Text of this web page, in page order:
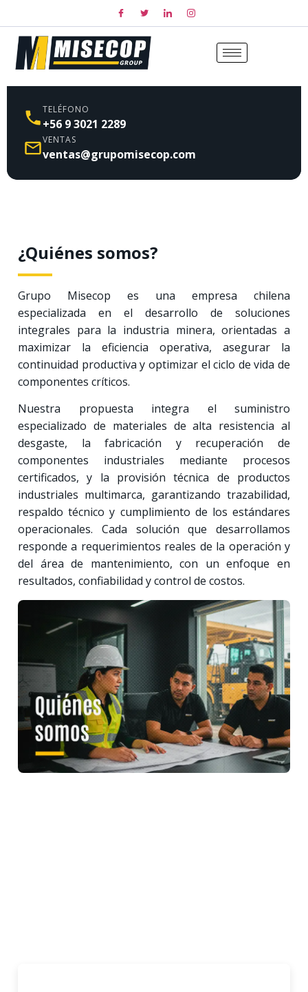
TELÉFONO
+56 9 3021 2289
VENTAS
ventas@grupomisecop.com
¿Quiénes somos?
Grupo Misecop es una empresa chilena
especializada en el desarrollo de soluciones
integrales para la industria minera, orientadas a
maximizar la eficiencia operativa, asegurar la
continuidad productiva y optimizar el ciclo de vida de
componentes críticos.
Nuestra propuesta integra el suministro
especializado de materiales de alta resistencia al
desgaste, la fabricación y recuperación de
componentes industriales mediante procesos
certificados, y la provisión técnica de productos
industriales multimarca, garantizando trazabilidad,
respaldo técnico y cumplimiento de los estándares
operacionales. Cada solución que desarrollamos
responde a requerimientos reales de la operación y
del área de mantenimiento, con un enfoque en
resultados, confiabilidad y control de costos.